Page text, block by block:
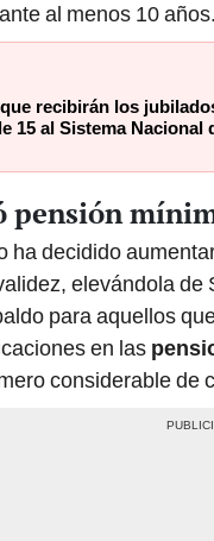
al menos 10 años.
recibirán los
15 al Sistema Nacional
pensión
ha decidido
elevándola de
para aquellos
en las
considerable de